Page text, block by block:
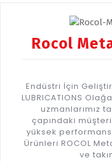
Rocol
Endüstri İçin
LUBRICATIONS
uzmanlarımız
çapındaki
yüksek
Ürünleri ROCOL
ve